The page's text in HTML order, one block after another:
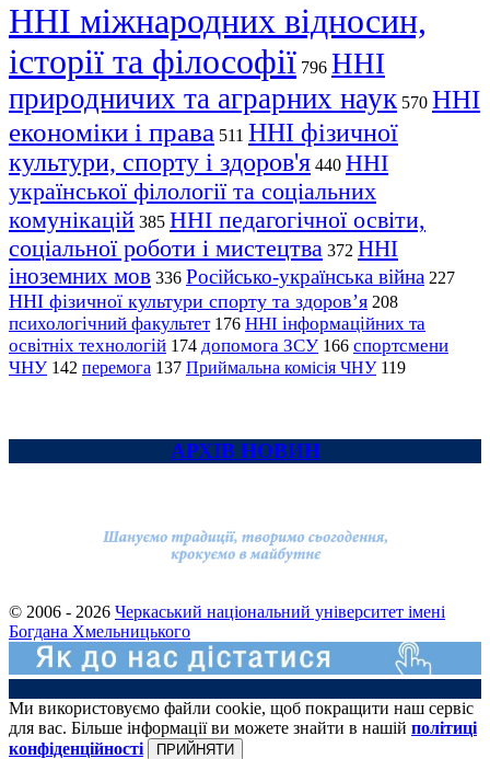
ННІ міжнародних відносин,
історії та філософії 796 ННІ
природничих та аграрних наук 570 ННІ
економіки і права 511 ННІ фізичної
культури, спорту і здоров'я 440 ННІ
української філології та соціальних
комунікацій 385 ННІ педагогічної освіти,
соціальної роботи і мистецтва 372 ННІ
іноземних мов 336 Російсько-українська війна 227
ННІ фізичної культури спорту та здоров’я 208
психологічний факультет 176 ННІ інформаційних та
освітніх технологій 174 допомога ЗСУ 166 спортсмени
ЧНУ 142 перемога 137 Приймальна комісія ЧНУ 119
АРХІВ НОВИН
© 2006 - 2026 Черкаський національний університет імені
Богдана Хмельницького
Ми використовуємо файли cookie, щоб покращити наш сервіс
для вас. Більше інформації ви можете знайти в нашій політиці
конфіденційності
ПРИЙНЯТИ